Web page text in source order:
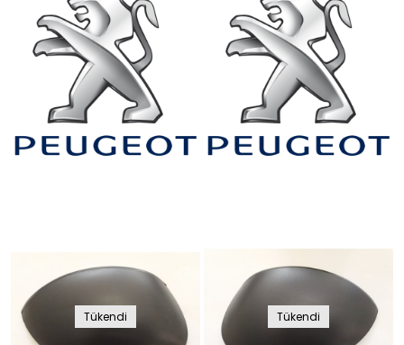
Tükendi Tükendi